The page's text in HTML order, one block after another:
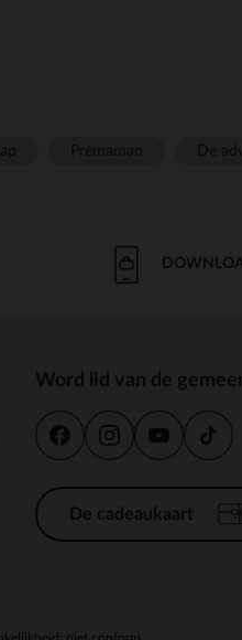
Word lid van de
De cadeaukaart